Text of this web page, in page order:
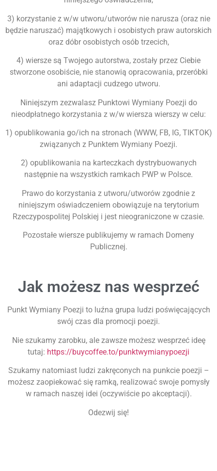
3) korzystanie z w/w utworu/utworów nie narusza (oraz nie
będzie naruszać) majątkowych i osobistych praw autorskich
oraz dóbr osobistych osób trzecich,
4) wiersze są Twojego autorstwa, zostały przez Ciebie
stworzone osobiście, nie stanowią opracowania, przeróbki
ani adaptacji cudzego utworu.
Niniejszym zezwalasz Punktowi Wymiany Poezji do
nieodpłatnego korzystania z w/w wiersza wierszy w celu:
1) opublikowania go/ich na stronach (WWW, FB, IG, TIKTOK)
związanych z Punktem Wymiany Poezji.
2) opublikowania na karteczkach dystrybuowanych
następnie na wszystkich ramkach PWP w Polsce.
Prawo do korzystania z utworu/utworów zgodnie z
niniejszym oświadczeniem obowiązuje na terytorium
Rzeczypospolitej Polskiej i jest nieograniczone w czasie.
Pozostałe wiersze publikujemy w ramach Domeny
Publicznej.
Jak możesz nas wesprzeć
Punkt Wymiany Poezji to luźna grupa ludzi poświęcających
swój czas dla promocji poezji.
Nie szukamy zarobku, ale zawsze możesz wesprzeć ideę
tutaj: https://buycoffee.to/punktwymianypoezji
Szukamy natomiast ludzi zakręconych na punkcie poezji –
możesz zaopiekować się ramką, realizować swoje pomysły
w ramach naszej idei (oczywiście po akceptacji).
Odezwij się!